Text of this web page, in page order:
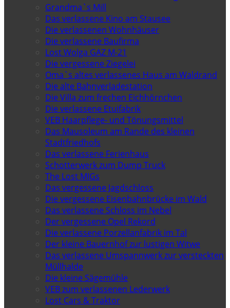
Grandma`s Mill
Das verlassene Kino am Stausee
Die verlassenen Wohnhäuser
Die verlassene Baufirma
Lost Wolga GAZ M-21
Die vergessene Ziegelei
Oma`s altes verlassenes Haus am Waldrand
Die alte Bahnverladestation
Die Villa zum frechen Eichhörnchen
Die verlassene Etuifabrik
VEB Haarpflege- und Tönungsmittel
Das Mausoleum am Rande des kleinen
Stadtfriedhofs
Das verlassene Ferienhaus
Schotterwerk zum Dump Truck
The Lost MIGs
Das vergessene Jagdschloss
Die vergessene Eisenbahnbrücke im Wald
Das verlassene Schloss im Nebel
Der vergessene Opel Rekord
Die verlassene Porzellanfabrik im Tal
Der kleine Bauernhof zur lustigen Witwe
Das verlassene Umspannwerk zur versteckten
Müllhalde
Die kleine Sägemühle
VEB zum verlassenen Lederwerk
Lost Cars & Traktor